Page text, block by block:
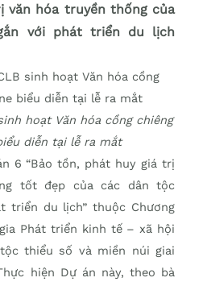
văn hóa truyền thống của
với phát triển du lịch
hoạt Văn hóa cồng chiêng
diễn tại lễ ra mắt
6 “Bảo tồn, phát huy giá trị
tốt đẹp của các dân tộc
triển du lịch” thuộc Chương
Phát triển kinh tế – xã hội
thiểu số và miền núi giai
hiện Dự án này, theo bà